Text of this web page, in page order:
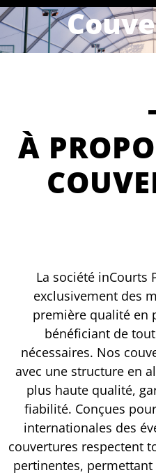
À
La société inCourts
exclusivement des
première qualité en
bénéficiant de
nécessaires. Nos
avec une structure en
plus haute qualité,
fiabilité. Conçues
internationales des
couvertures respectent
pertinentes,